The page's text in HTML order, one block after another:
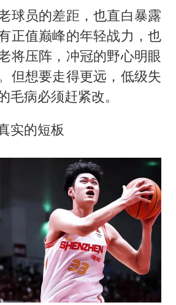
球员的差距，也直白暴露
正值巅峰的年轻战力，也
将压阵，冲冠的野心明眼
但想要走得更远，低级失
毛病必须赶紧改。
实的短板